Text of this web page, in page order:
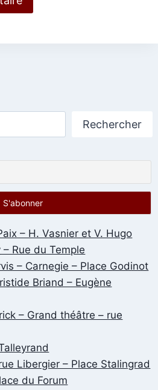
Rechercher
– H. Vasnier et V. Hugo
Rue du Temple
– Carnegie – Place Godinot
Briand – Eugène
– Grand théâtre – rue
Libergier – Place Stalingrad
du Forum